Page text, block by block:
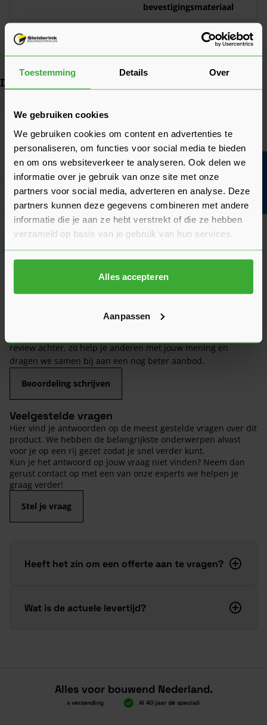
Toestemming Details Over
We gebruiken cookies
We gebruiken cookies om content en advertenties te
personaliseren, om functies voor social media te bieden
en om ons websiteverkeer te analyseren. Ook delen we
informatie over je gebruik van onze site met onze
partners voor social media, adverteren en analyse. Deze
partners kunnen deze gegevens combineren met andere
informatie die je aan ze hebt verstrekt of die ze hebben
verzameld op basis van je gebruik van hun services.
Alles accepteren
Aanpassen
bevestigingsmateriaal
Zwart gepoedercoat
Dit vind je misschien ook handig
Navigeren door de elementen van de carrousel is mogelijk met
Druk om carrousel over te slaan
Druk op om naar carrouselnavigatie te gaan
Weekamp Cilinderrozet Rond
Verkrijgbaar in 4 varianten
Vanaf18,00per set Ga
Weekamp Sleutelrozet Rond
Verkrijgbaar in 2 varianten
Vanaf 18,00 per set
Klantrecensies
Hier lees je de ervaringen van andere klanten met dit
product. Hun feedback helpt je om een goed beeld te krijgen
review achter, zo help je anderen met jouw mening en
dragen we samen bij aan een nog beter aanbod.
Beoordeling schrijven
Veelgestelde vragen
Hier vind je antwoorden op de meest gestelde vragen over dit
product. We hebben de belangrijkste onderwerpen alvast
voor je op een rij gezet zodat je snel verder kunt.
Kun je het antwoord op jouw vraag niet vinden? Neem dan
gerust contact op met een van onze experts we helpen je
graag verder!
Stel je vraag
Heeft het zin om een offerte aan te vragen?
Wat is de actuele levertijd?
Alles voor bouwend Nederland.
Boven 2.000 gratis verzending Al 40 jaar dé specialist